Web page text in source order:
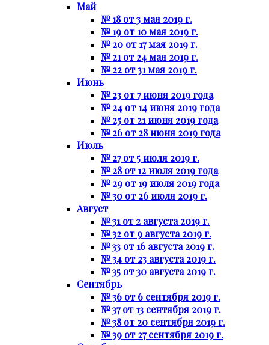
Май
№ 18 от 3 мая 2019 г.
№ 19 от 10 мая 2019 г.
№ 20 от 17 мая 2019 г.
№ 21 от 24 мая 2019 г.
№ 22 от 31 мая 2019 г.
Июнь
№ 23 от 7 июня 2019 года
№ 24 от 14 июня 2019 года
№ 25 от 21 июня 2019 года
№ 26 от 28 июня 2019 года
Июль
№ 27 от 5 июля 2019 г.
№ 28 от 12 июля 2019 года
№ 29 от 19 июля 2019 года
№ 30 от 26 июля 2019 г.
Август
№ 31 от 2 августа 2019 г.
№ 32 от 9 августа 2019 г.
№ 33 от 16 августа 2019 г.
№ 34 от 23 августа 2019 г.
№ 35 от 30 августа 2019 г.
Сентябрь
№ 36 от 6 сентября 2019 г.
№ 37 от 13 сентября 2019 г.
№ 38 от 20 сентября 2019 г.
№ 39 от 27 сентября 2019 г.